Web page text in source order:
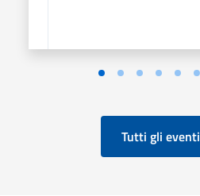
Tutti gli eventi